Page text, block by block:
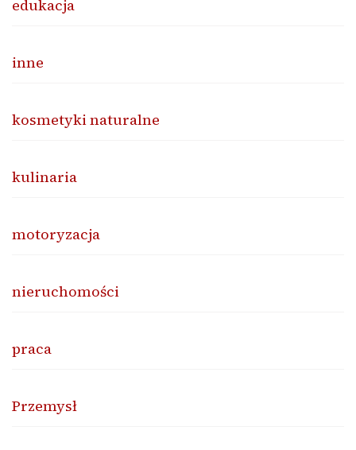
edukacja
inne
kosmetyki naturalne
kulinaria
motoryzacja
nieruchomości
praca
Przemysł